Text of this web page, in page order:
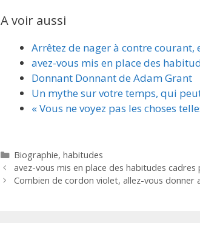
A voir aussi
Arrêtez de nager à contre courant,
avez-vous mis en place des
Donnant Donnant de Adam Grant
Un mythe sur votre temps, qui
« Vous ne voyez pas les choses
Catégories
Biographie, habitudes
avez-vous mis en place des habitudes
Combien de cordon violet, allez-vous donner